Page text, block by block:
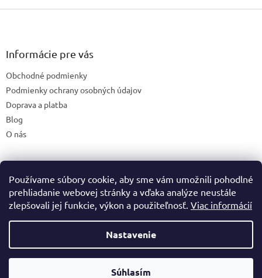
Používame súbory cookie, aby sme vám umožnili pohodlné
prehliadanie webovej stránky a vďaka analýze neustále
zlepšovali jej funkcie, výkon a použiteľnosť. Viac informácií
Nastavenie
Súhlasím
Z
Informácie pre vás
Obchodné podmienky
Podmienky ochrany osobných údajov
Doprava a platba
Blog
O nás
České stránky
Vytvoril Shoptet
Premineraly.sk. Všetky práva vyhradené.